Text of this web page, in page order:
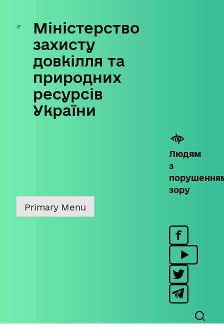
Skip
content
Міністерство
захисту
довкілля та
природних
ресурсів
України
Людям
з
зору
Primary Menu